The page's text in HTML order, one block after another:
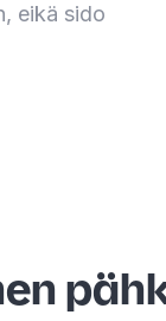
eikä sido